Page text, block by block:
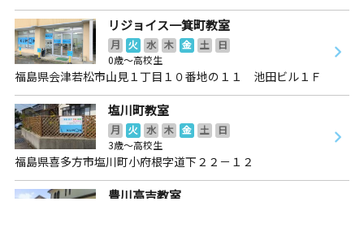
リジョイス一箕町教室
月 火 水 木 金 土
日
0歳～高校生
福島県会津若松市山見１丁目１０番地の１１ 池田ビル１Ｆ
塩川町教室
月 火 水 木 金 土
日
3歳～高校生
福島県喜多方市塩川町小府根字道下２２－１２
豊川高吉教室